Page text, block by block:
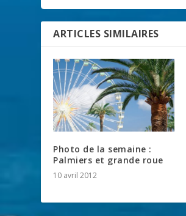
ARTICLES SIMILAIRES
Photo de la semaine :
Palmiers et grande roue
10 avril 2012